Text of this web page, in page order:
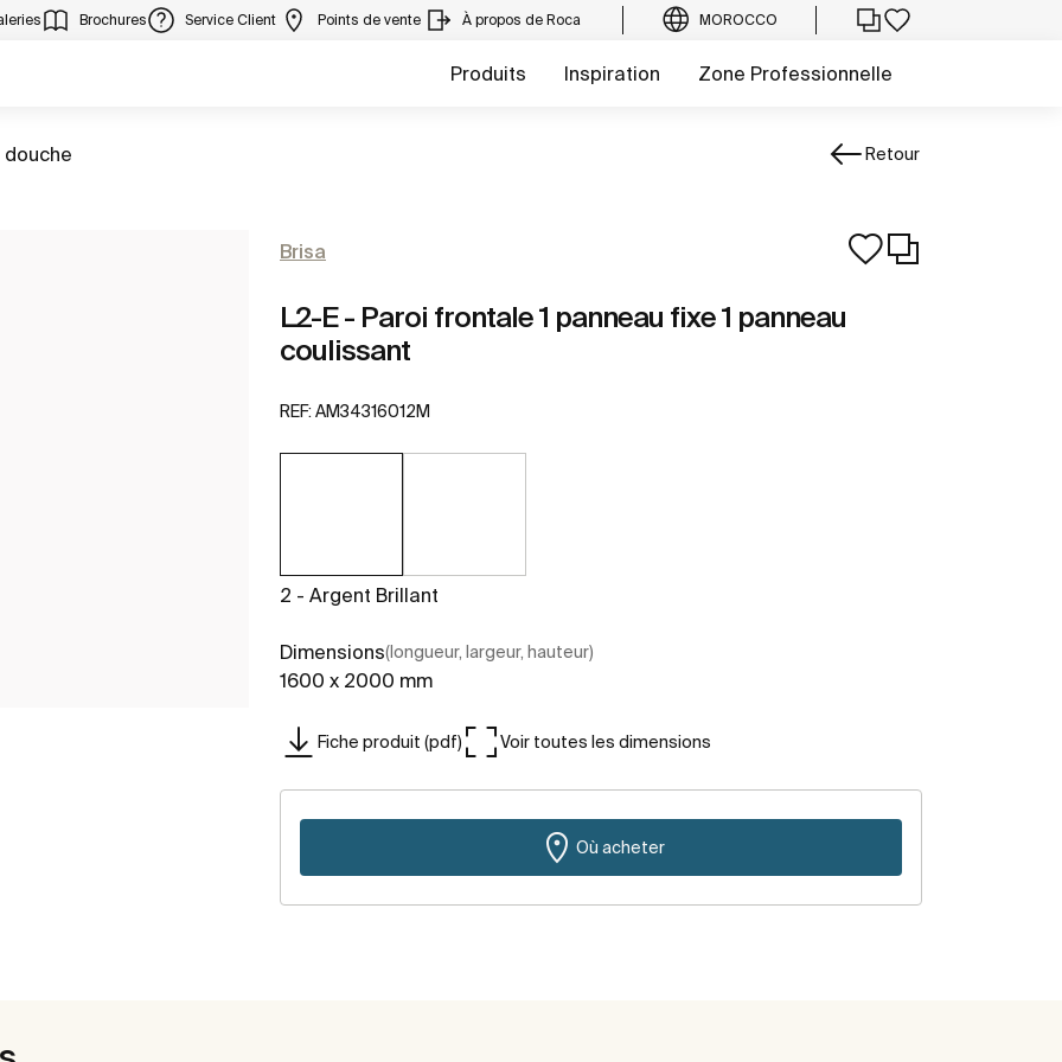
Brochures Service Client Points de vente À propos de Roca MOROCCO
Produits Inspiration Zone Professionnelle
douche Retour
Brisa
L2-E - Paroi frontale 1 panneau fixe 1 panneau
coulissant
REF: AM34316012M
2 - Argent Brillant
Dimensions(longueur, largeur, hauteur)
1600 x 2000 mm
Fiche produit (pdf) Voir toutes les dimensions
Où acheter